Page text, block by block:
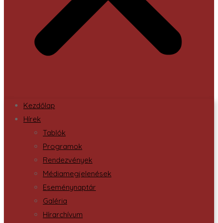
Kezdőlap
Hírek
Tablók
Programok
Rendezvények
Médiamegjelenések
Eseménynaptár
Galéria
Hírarchívum